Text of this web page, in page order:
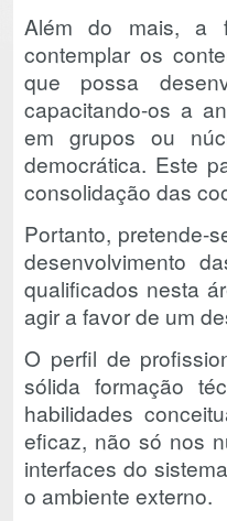
Além do mais, a
contemplar os
que possa
capacitando-os a
em grupos ou
democrática. Este
consolidação das
Portanto, pretende-
desenvolvimento
qualificados nesta
agir a favor de um
O perfil de
sólida formação
habilidades
eficaz, não só nos
interfaces do
o ambiente externo.